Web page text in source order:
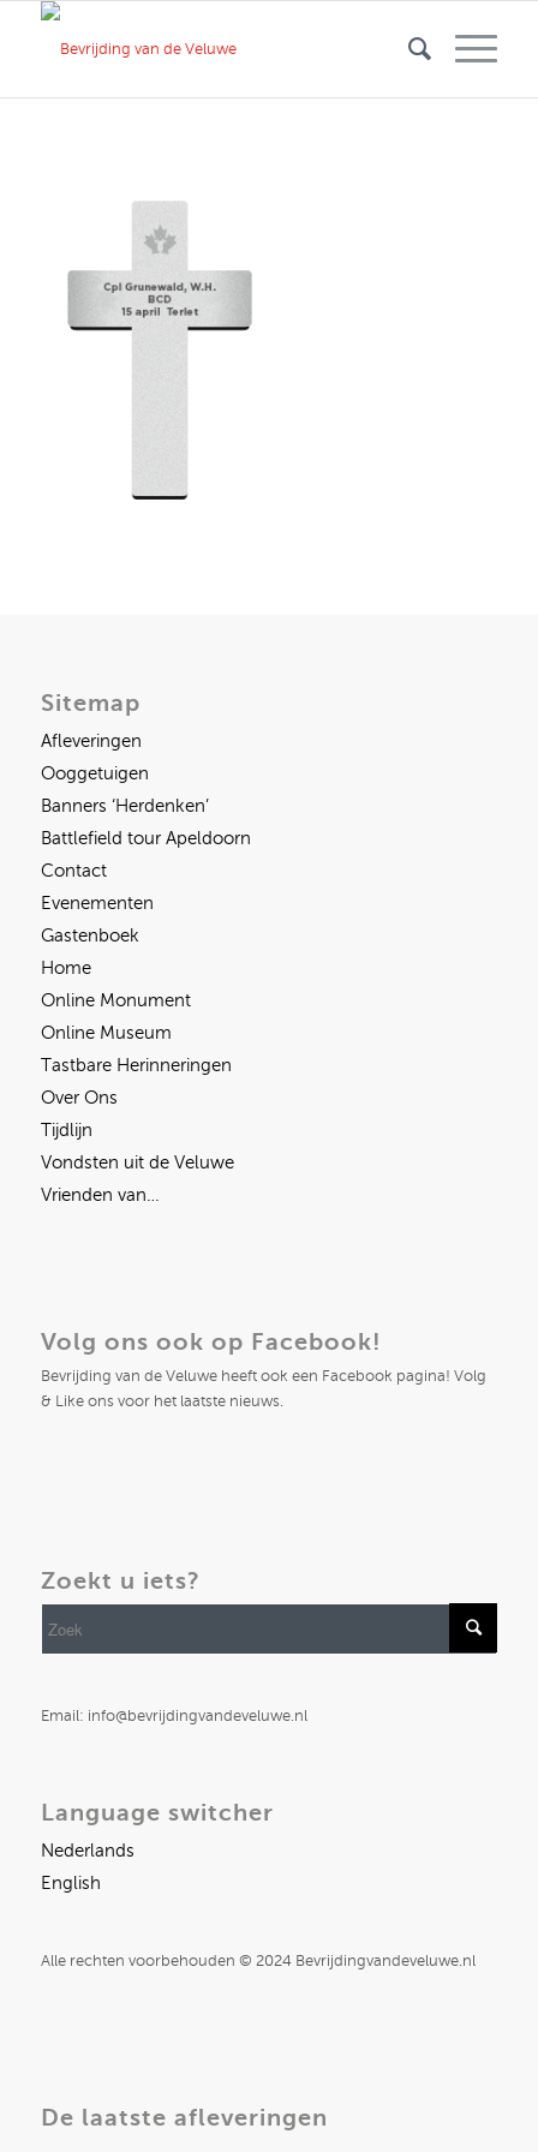
Sitemap
Afleveringen
Ooggetuigen
Banners ‘Herdenken’
Battlefield tour Apeldoorn
Contact
Evenementen
Gastenboek
Home
Online Monument
Online Museum
Tastbare Herinneringen
Over Ons
Tijdlijn
Vondsten uit de Veluwe
Vrienden van…
Volg ons ook op Facebook!
Bevrijding van de Veluwe heeft ook een Facebook pagina! Volg
& Like ons voor het laatste nieuws.
Zoekt u iets?
Email: info@bevrijdingvandeveluwe.nl
Language switcher
Nederlands
English
Alle rechten voorbehouden © 2024 Bevrijdingvandeveluwe.nl
De laatste afleveringen